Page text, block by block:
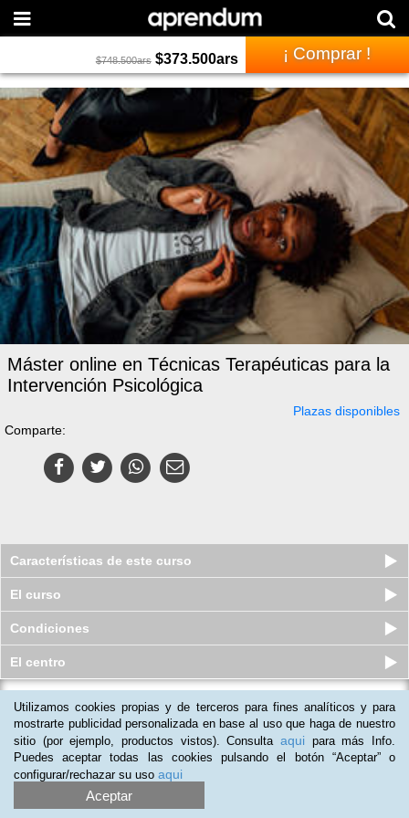
$748.500ars $373.500ars ¡ Comprar !
Máster online en Técnicas Terapéuticas para la
Intervención Psicológica
Plazas disponibles
Comparte:
Características de este curso
El curso
Condiciones
El centro
Curso a distancia (Online) de
Experto en Trastornos de la Alim...
Plazas agotadas
$164.850 ars $45.189ars
Utilizamos cookies propias y de terceros para fines analíticos y para
mostrarte publicidad personalizada en base al uso que haga de nuestro
sitio (por ejemplo, productos vistos). Consulta aqui para más Info.
Puedes aceptar todas las cookies pulsando el botón “Aceptar” o
configurar/rechazar su uso aqui
Aceptar